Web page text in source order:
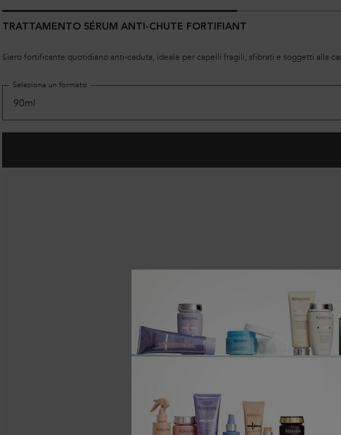
TRATTAMENTO SÉRUM ANTI-CHUTE FORTIFIANT
Siero fortificante quotidiano anti-caduta, ideale per capelli fragili, sfibrati e soggetti alla
Seleziona un formato